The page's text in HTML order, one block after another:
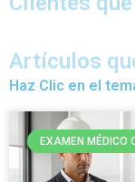
Artículos
Haz Clic en el
EXAMEN MÉDICO